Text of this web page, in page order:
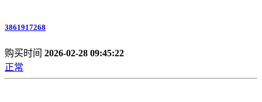
3861917268
购买时间 2026-02-28 09:45:22
正常